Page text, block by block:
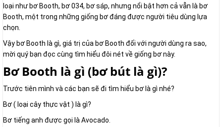
loại như bơ Booth, bơ 034, bơ sáp, nhưng nổi bật hơn cả vẫn là bơ
Booth, một trong những giống bơ đáng được người tiêu dùng lựa
chọn.
Vậy bơ Booth là gì, giá trị của bơ Booth đối với người dùng ra sao,
mời quý bạn đọc cùng tìm hiểu đôi nét về giống bơ này.
Bơ Booth là gì (bơ bút là gì)?
Trước tiên mình và các bạn sẽ đi tìm hiểu bơ là gì nhé?
Bơ ( loại cây thực vật ) là gì?
Bơ tiếng anh được gọi là Avocado.